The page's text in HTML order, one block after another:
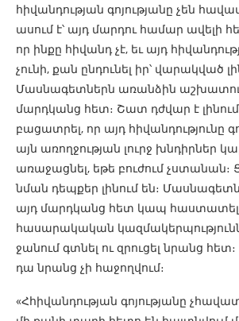
հիվանդության գոյությանը չեն
ասում է՝ այդ մարդու համար ավելի
որ ինքը հիվանդ չէ, եւ այդ
չունի, քան ընդունել իր՝ վարակված
Մասնագետներն առանձին
մարդկանց հետ։ Շատ դժվար է
բացատրել, որ այդ հիվանդությունը
այն առողջության լուրջ խնդիրներ
առաջացնել, եթե բուժում չստանան։
նման դեպքեր լինում են։
այդ մարդկանց հետ կապ
հասարակական
ջանում գտնել ու զրուցել նրանց
դա նրանց չի հաջողվում։
«Հհիվանդության գոյությանը